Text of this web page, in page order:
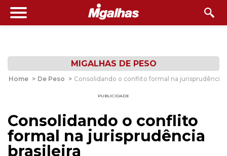
MIGALHAS DE PESO
Home > De Peso > Consolidando o conflito formal na jurisprudência
PUBLICIDADE
Consolidando o conflito
formal na jurisprudência
brasileira